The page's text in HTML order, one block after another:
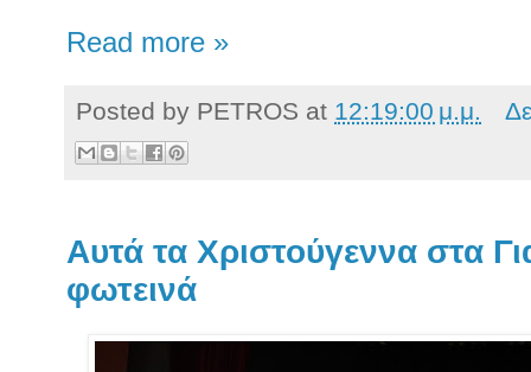
Read more »
Posted by PETROS at 12:19:00 μ.μ.
Αυτά τα Χριστούγεννα στα
φωτεινά